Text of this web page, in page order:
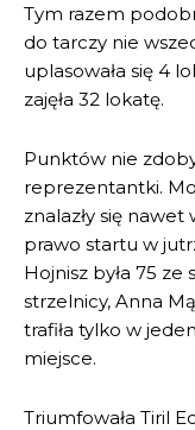
Tym razem
do tarczy nie
uplasowała się 4
zajęła 32 lokatę.
Punktów nie
reprezentantki.
znalazły się nawet
prawo startu w
Hojnisz była 75
strzelnicy, Anna
trafiła tylko w
miejsce.
Triumfowała Tiril